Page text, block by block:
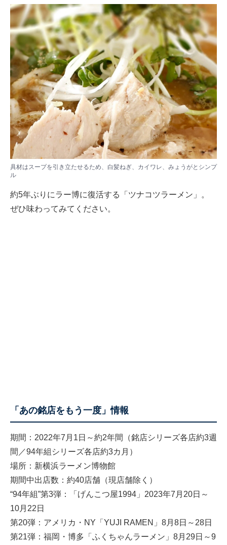
具材はスープを引き立たせるため、白髪ねぎ、カイワレ、みょうがとシンプ
ル
約5年ぶりにラー博に復活する「ツナコツラーメン」。
ぜひ味わってみてください。
「あの銘店をもう一度」情報
期間：2022年7月1日～約2年間（銘店シリーズ各店約3週
間／94年組シリーズ各店約3カ月）
場所：新横浜ラーメン博物館
期間中出店数：約40店舗（現店舗除く）
“94年組”第3弾：「げんこつ屋1994」2023年7月20日～
10月22日
第20弾：アメリカ・NY「YUJI RAMEN」8月8日～28日
第21弾：福岡・博多「ふくちゃんラーメン」8月29日～9